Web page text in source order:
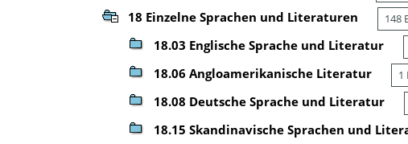
18 Einzelne Sprachen und Literaturen 148
18.03 Englische Sprache und Literatur
18.06 Angloamerikanische Literatur 1
18.08 Deutsche Sprache und Literatur
18.15 Skandinavische Sprachen und